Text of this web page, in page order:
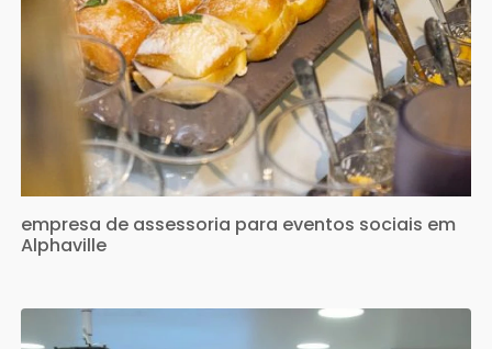
empresa de assessoria para eventos sociais em
Alphaville